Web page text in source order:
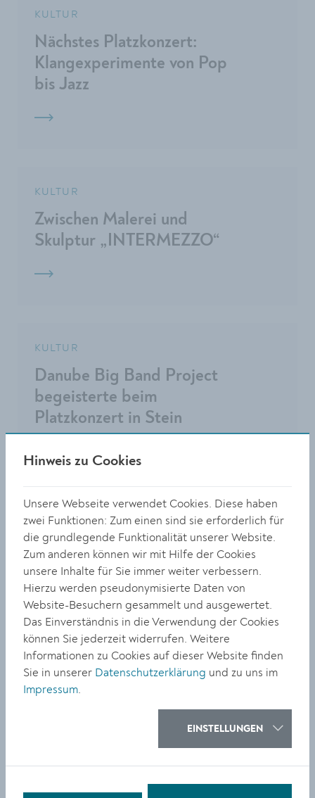
KULTUR
Nächstes Platzkonzert:
Klangexperimente von Pop
bis Jazz
KULTUR
Zwischen Malerei und
Skulptur „INTERMEZZO“
KULTUR
Danube Big Band Project
begeisterte beim
Platzkonzert in Stein
KULTUR
Delegation aus Krems zu
Besuch in der Partnerstadt
Böblingen
„Danube Big Band
Hinweis zu Cookies
Unsere Webseite verwendet Cookies. Diese haben
zwei Funktionen: Zum einen sind sie erforderlich für
die grundlegende Funktionalität unserer Website.
Zum anderen können wir mit Hilfe der Cookies
unsere Inhalte für Sie immer weiter verbessern.
Hierzu werden pseudonymisierte Daten von
Website-Besuchern gesammelt und ausgewertet.
Das Einverständnis in die Verwendung der Cookies
können Sie jederzeit widerrufen. Weitere
Informationen zu Cookies auf dieser Website finden
Sie in unserer Datenschutzerklärung und zu uns im
Impressum.
EINSTELLUNGEN